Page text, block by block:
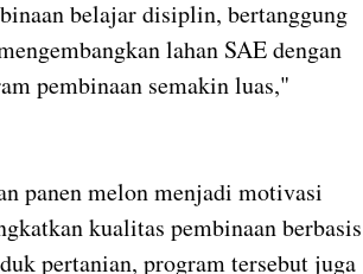
belajar disiplin, bertanggung
lahan SAE dengan
pembinaan semakin luas,"
panen melon menjadi motivasi
kualitas pembinaan berbasis
pertanian, program tersebut juga